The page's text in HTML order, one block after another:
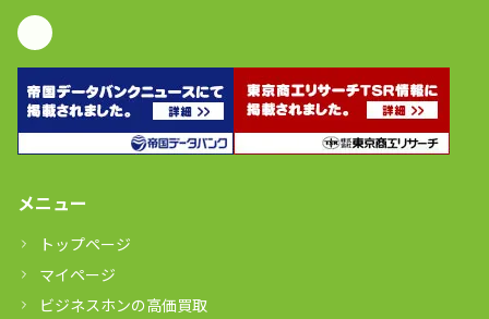
メニュー
トップページ
マイページ
ビジネスホンの高価買取